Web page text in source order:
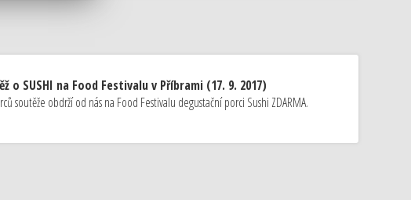
o SUSHI na Food Festivalu v Příbrami (17. 9. 2017)
soutěže obdrží od nás na Food Festivalu degustační porci Sushi ZDARMA.